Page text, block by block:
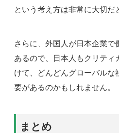
という考え方は非常に大切だ
さらに、外国人が日本企業
あるので、日本人もクリティ
けて、どんどんグローバルな
要があるのかもしれません。
まとめ